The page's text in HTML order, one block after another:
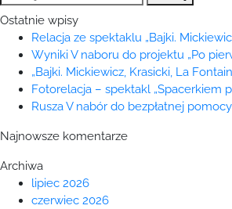
Ostatnie wpisy
Relacja ze spektaklu „Bajki.
Wyniki V naboru do projektu „Po
„Bajki. Mickiewicz, Krasicki, La
Fotorelacja – spektakl „Spacerkiem
Rusza V nabór do bezpłatnej
Najnowsze komentarze
Archiwa
lipiec 2026
czerwiec 2026